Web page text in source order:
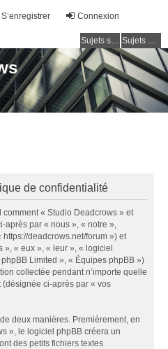
Connexion
S’enregistrer
Sujets sans réponse Sujets actifs
de confidentialité
« Studio Deadcrows » et
après par « nous », « notre »,
deadcrows.net/forum ») et
», « eux », « leur », « logiciel
Limited », « Équipes phpBB »)
collectée pendant n’importe quelle
(désignée ci-après par « vos
deux manières. Premièrement, en
», le logiciel phpBB créera un
des petits fichiers textes